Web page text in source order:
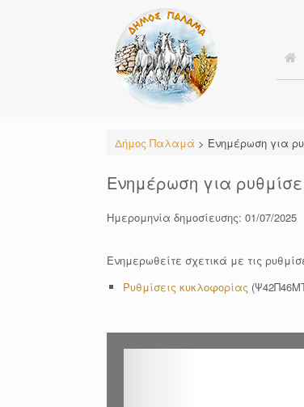
Δήμος Παλαμά > Ενημέρωση για
Ενημέρωση για
Ημερομηνία δημοσίευσης: 01/07/2025
Ενημερωθείτε σχετικά με τις
Ρυθμίσεις κυκλοφορίας